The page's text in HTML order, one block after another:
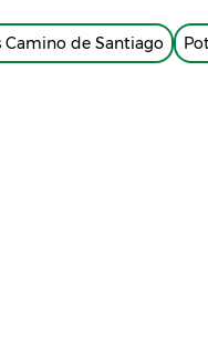
Camino de Santiago